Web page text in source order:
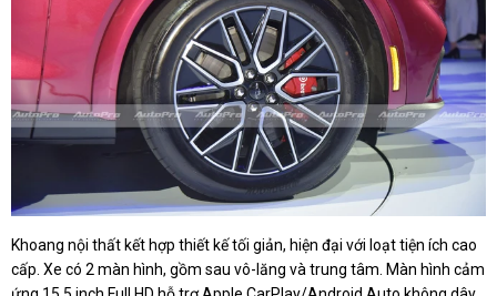
Khoang nội thất kết hợp thiết kế tối giản, hiện đại với loạt tiện ích cao
cấp. Xe có 2 màn hình, gồm sau vô-lăng và trung tâm. Màn hình cảm